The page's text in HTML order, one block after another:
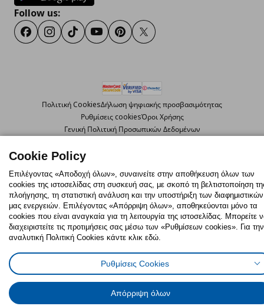
Follow us:
FacebookInstagram
TikTokYoutubePinterestTwitter
Πολιτική CookiesΔήλωση ψηφιακής προσβασιμότητας
Ρυθμίσεις cookiesΌροι Χρήσης
Γενική Πολιτική Προσωπικών Δεδομένων
Κώδικας Καταναλωτικής Δεοντολογίας
© Inter-IKEA Systems B.V. 1999 - 2025
Cookie Policy
Επιλέγοντας «Αποδοχή όλων», συναινείτε στην αποθήκευση όλων των
cookies της ιστοσελίδας στη συσκευή σας, με σκοπό τη βελτιστοποίηση
πλοήγησης, τη στατιστική ανάλυση και την υποστήριξη των διαφημιστικών
μας ενεργειών. Επιλέγοντας «Απόρριψη όλων», αποθηκεύονται μόνο τα
cookies που είναι αναγκαία για τη λειτουργία της ιστοσελίδας. Μπορείτε
διαχειριστείτε τις προτιμήσεις σας μέσω των «Ρυθμίσεων cookies». Για την
αναλυτική Πολιτική Cookies κάντε κλικ εδώ.
Ρυθμίσεις Cookies
Απόρριψη όλων